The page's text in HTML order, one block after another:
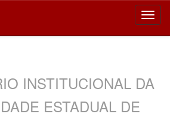
INSTITUCIONAL DA
ESTADUAL DE